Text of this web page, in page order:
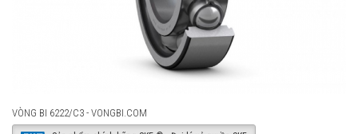
VÒNG BI 6222/C3 - VONGBI.COM